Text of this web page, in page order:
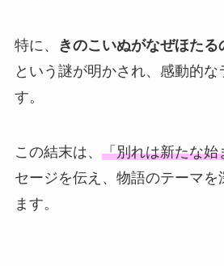
特に、
きのこいぬがなぜほた
という謎が明かされ、感動的な
す。
この結末は、 「別れは新たな始
セージを伝え、物語のテーマを
ます。